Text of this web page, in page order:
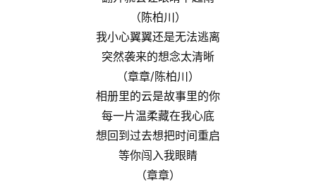
（陈柏川）
我小心翼翼还是无法逃离
突然袭来的想念太清晰
（章章/陈柏川）
相册里的云是故事里的你
每一片温柔藏在我心底
想回到过去想把时间重启
等你闯入我眼睛
（章章）